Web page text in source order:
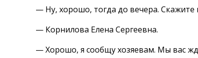
— Ну, хорошо, тогда до вечера. Скажите
— Корнилова Елена Сергеевна.
— Хорошо, я сообщу хозяевам. Мы вас